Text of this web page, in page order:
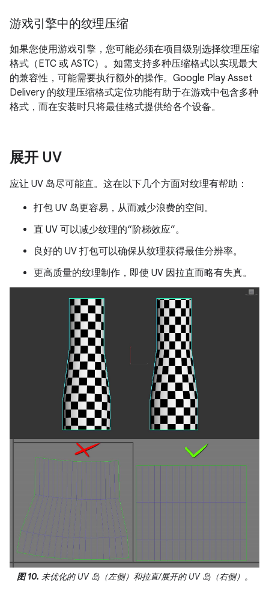
游戏引擎中的纹理压缩
如果您使用游戏引擎，您可能必须在项目级别选择纹理压缩
格式（ETC 或 ASTC）。如需支持多种压缩格式以实现最大
的兼容性，可能需要执行额外的操作。Google Play Asset
Delivery 的纹理压缩格式定位功能有助于在游戏中包含多种
格式，而在安装时只将最佳格式提供给各个设备。
展开 UV
应让 UV 岛尽可能直。这在以下几个方面对纹理有帮助：
打包 UV 岛更容易，从而减少浪费的空间。
直 UV 可以减少纹理的“阶梯效应”。
良好的 UV 打包可以确保从纹理获得最佳分辨率。
更高质量的纹理制作，即使 UV 因拉直而略有失真。
图 10. 未优化的 UV 岛（左侧）和拉直/展开的 UV 岛（右侧）。